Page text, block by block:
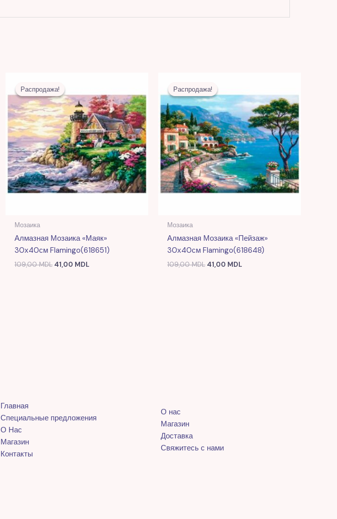
Распродажа!
Распродажа!
Мозаика
Алмазная Мозаика «Маяк»
30х40см Flamingo(618651)
109,00MDL
цена
составляла
109,00 MDL.
41,00 MDL
41,00 MDL.
Распродажа!
Распродажа!
Мозаика
Алмазная Мозаика «Пейзаж»
30х40см Flamingo(618648)
109,00MDL
цена
составляла
109,00 MDL.
41,00 MDL
41,00 MDL.
Главная
Специальные предложения
О Нас
Магазин
Контакты
О нас
Магазин
Доставка
Свяжитесь с нами